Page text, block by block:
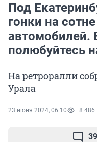
Под
гонки на
автомобилей.
полюбуйтесь
На ретроралли
Урала
23 июня 2024, 06:10 8 486